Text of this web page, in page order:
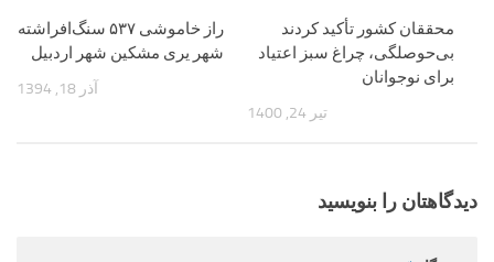
راز خاموشی ۵۳۷ سنگ‌افراشته
شهر یری مشکین شهر اردبیل
آذر 18, 1394
محققان کشور تأکید کردند
بی‌حوصلگی، چراغ سبز اعتیاد
برای نوجوانان
تیر 24, 1400
دیدگاهتان را بنویسید